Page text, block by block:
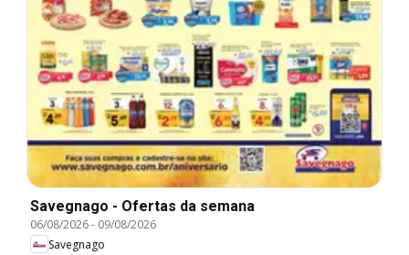
Savegnago - Ofertas da semana
06/08/2026- 09/08/2026
Savegnago